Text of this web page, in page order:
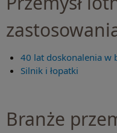
40 lat doskonalenia w
Silnik i łopatki
Branże